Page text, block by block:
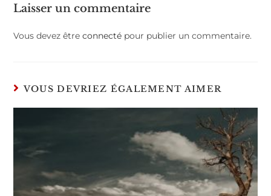
Laisser un commentaire
Vous devez êtreconnecté pour publier un commentaire.
VOUS DEVRIEZ ÉGALEMENT AIMER